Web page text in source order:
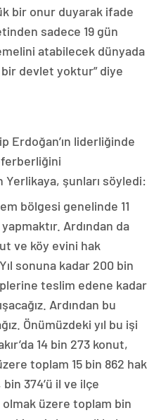
bir onur duyarak ifade
sadece 19 gün
atabilecek dünyada
devlet yoktur” diye
Erdoğan’ın liderliğinde
şunları söyledi:
bölgesi genelinde 11
Ardından da
ve köy evini hak
sonuna kadar 200 bin
teslim edene kadar
Ardından bu
Önümüzdeki yıl bu işi
14 bin 273 konut,
toplam 15 bin 862 hak
374’ü il ve ilçe
olmak üzere toplam bin